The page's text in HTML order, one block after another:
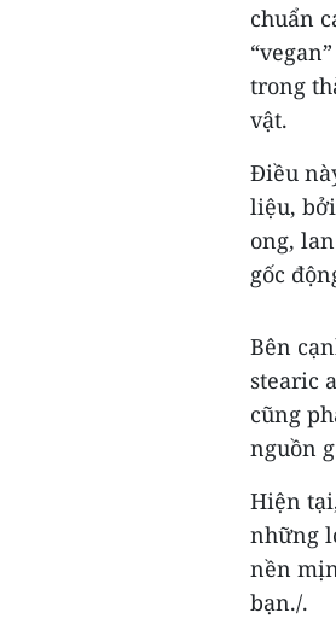
chuẩn
trong
vật.
Điều
liệu,
ong,
gốc
Bên
stearic
cũng
nguồn
Hiện
những
nền
bạn./.